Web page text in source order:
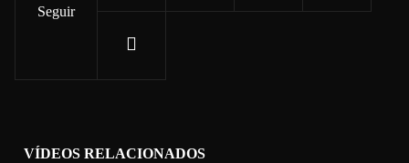
Seguir
VÍDEOS RELACIONADOS